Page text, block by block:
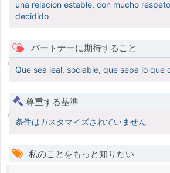
una relacion estable, con mucho
decidido
パートナーに期待すること
Que sea leal, sociable, que sepa lo que
尊重する基準
条件はカスタマイズされていません
私のことをもっと知りたい